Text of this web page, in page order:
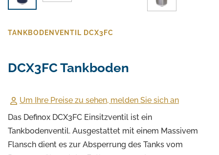
TANKBODENVENTIL DCX3FC
DCX3FC Tankboden
Um Ihre Preise zu sehen, melden Sie sich an
Das Definox DCX3FC Einsitzventil ist ein
Tankbodenventil. Ausgestattet mit einem Massivem
Flansch dient es zur Absperrung des Tanks vom